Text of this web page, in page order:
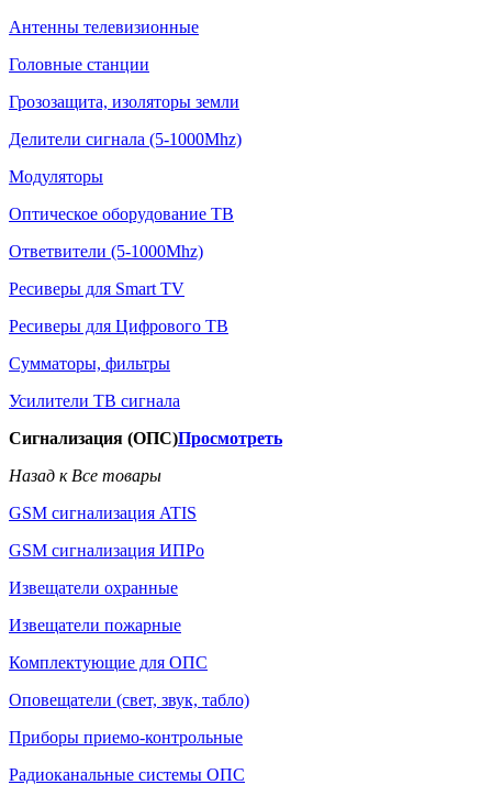
Антенны телевизионные
Головные станции
Грозозащита, изоляторы земли
Делители сигнала (5-1000Mhz)
Модуляторы
Оптическое оборудование ТВ
Ответвители (5-1000Mhz)
Ресиверы для Smart TV
Ресиверы для Цифрового ТВ
Сумматоры, фильтры
Усилители ТВ сигнала
Сигнализация (ОПС)Просмотреть
Назад к Все товары
GSM сигнализация ATIS
GSM сигнализация ИПРо
Извещатели охранные
Извещатели пожарные
Комплектующие для ОПС
Оповещатели (свет, звук, табло)
Приборы приемо-контрольные
Радиоканальные системы ОПС